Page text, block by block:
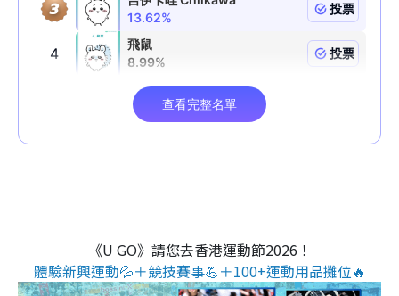
《U GO》請您去香港運動節2026！
體驗新興運動💦＋競技賽事💪＋100+運動用品攤位🔥